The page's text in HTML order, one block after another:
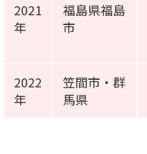
2021
年
福島県福島
市
2022
年
笠間市・群
馬県